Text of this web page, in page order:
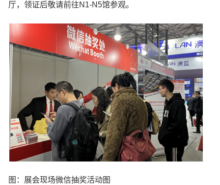
厅，领证后敬请前往N1-N5馆参观。
图：展会现场微信抽奖活动图